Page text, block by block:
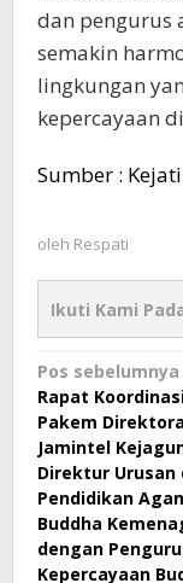
dan pengurus
semakin
lingkungan
kepercayaan
Sumber :
oleh Respati
Ikuti Kami
Navigasi
pos
Pos sebelumnya
Rapat
Pakem
Jamintel
Direktur Urusan
Pendidikan
Buddha
dengan
Kepercayaan